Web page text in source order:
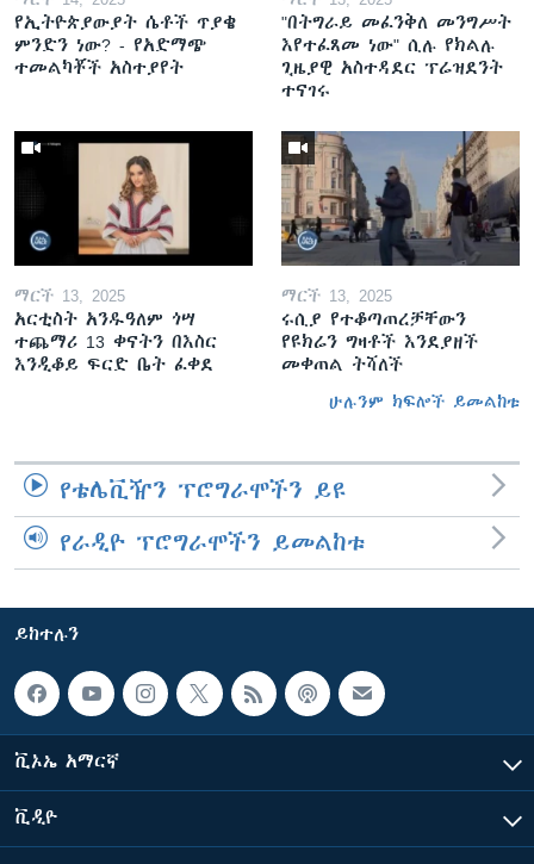
የኢትዮጵያውያት ሴቶች ጥያቄ
ምንድን ነው? - የአድማጭ
ተመልካቾች አስተያየት
"በትግራይ መፈንቅለ መንግሥት
እየተፈጸመ ነው" ሲሉ የክልሉ
ጊዜያዊ አስተዳደር ፕሬዝደንት
ተናገሩ
ማርች 13, 2025
አርቲስት አንዱዓለም ጎሣ
ተጨማሪ 13 ቀናትን በእስር
እንዲቆይ ፍርድ ቤት ፈቀደ
ማርች 13, 2025
ሩሲያ የተቆጣጠረቻቸውን
የዩክሬን ግዛቶች እንደያዘች
መቀጠል ትሻለች
ሁሉንም ክፍሎች ይመልከቱ
የቴሌቪዥን ፕሮግራሞችን ይዩ
የራዲዮ ፕሮግራሞችን ይመልከቱ
ይከተሉን
ቪኦኤ አማርኛ
ቪዲዮ